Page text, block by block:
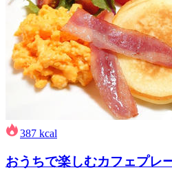
387 kcal
おうちで楽しむカフェプレ